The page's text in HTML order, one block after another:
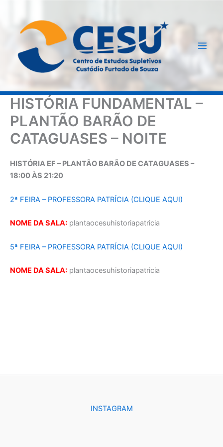
HISTÓRIA FUNDAMENTAL –
PLANTÃO BARÃO DE
CATAGUASES – NOITE
HISTÓRIA EF – PLANTÃO BARÃO DE CATAGUASES –
18:00 ÀS 21:20
2ª FEIRA – PROFESSORA PATRÍCIA (CLIQUE AQUI)
NOME DA SALA: plantaocesuhistoriapatricia
5ª FEIRA – PROFESSORA PATRÍCIA (CLIQUE AQUI)
NOME DA SALA: plantaocesuhistoriapatricia
INSTAGRAM